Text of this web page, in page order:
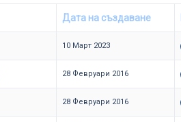
Дата на създаване
10 Март 2023
28 Февруари 2016
28 Февруари 2016